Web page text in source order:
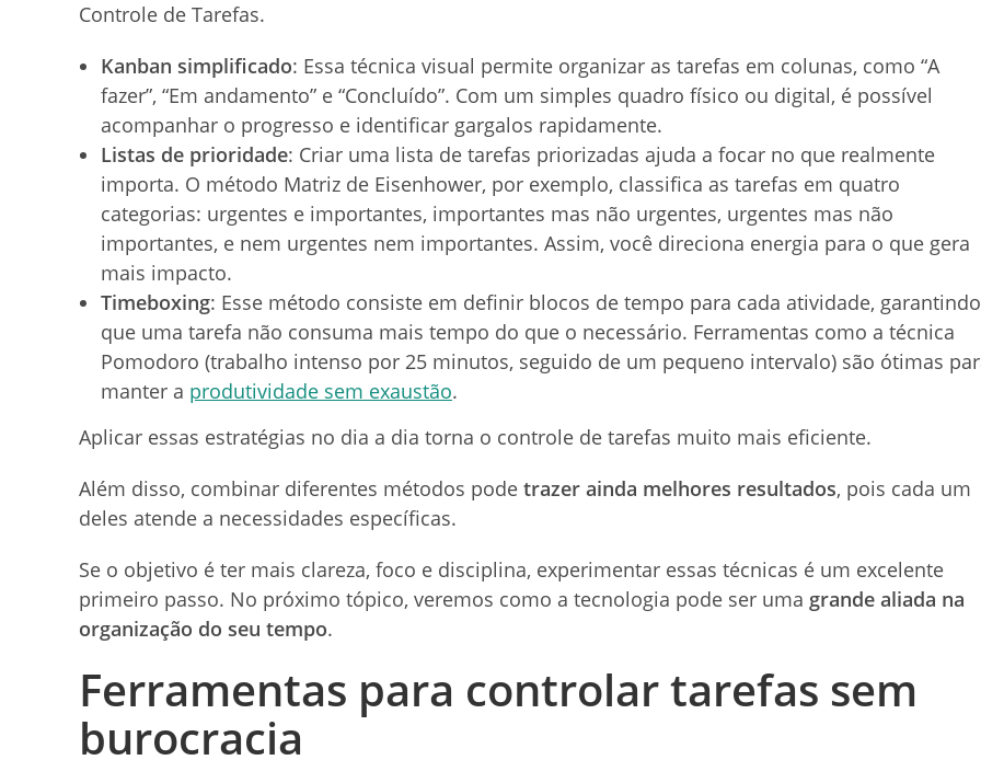
Controle de Tarefas.
Kanban simplificado: Essa técnica visual permite organizar as tarefas em colunas, como “A
fazer”, “Em andamento” e “Concluído”. Com um simples quadro físico ou digital, é possível
acompanhar o progresso e identificar gargalos rapidamente.
Listas de prioridade: Criar uma lista de tarefas priorizadas ajuda a focar no que realmente
importa. O método Matriz de Eisenhower, por exemplo, classifica as tarefas em quatro
categorias: urgentes e importantes, importantes mas não urgentes, urgentes mas não
importantes, e nem urgentes nem importantes. Assim, você direciona energia para o que gera
mais impacto.
Timeboxing: Esse método consiste em definir blocos de tempo para cada atividade, garantindo
que uma tarefa não consuma mais tempo do que o necessário. Ferramentas como a técnica
Pomodoro (trabalho intenso por 25 minutos, seguido de um pequeno intervalo) são ótimas
manter a produtividade sem exaustão.
Aplicar essas estratégias no dia a dia torna o controle de tarefas muito mais eficiente.
Além disso, combinar diferentes métodos pode trazer ainda melhores resultados, pois cada um
deles atende a necessidades específicas.
Se o objetivo é ter mais clareza, foco e disciplina, experimentar essas técnicas é um excelente
primeiro passo. No próximo tópico, veremos como a tecnologia pode ser uma grande aliada na
organização do seu tempo.
Ferramentas para controlar tarefas sem
burocracia